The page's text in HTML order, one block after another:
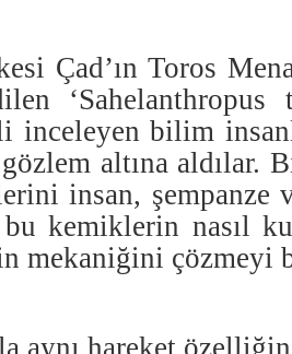
Çad’ın Toros
‘Sahelanthropus
inceleyen bilim
altına aldılar.
insan, şempanze
bu kemiklerin nasıl
mekaniğini çözmeyi
aynı hareket